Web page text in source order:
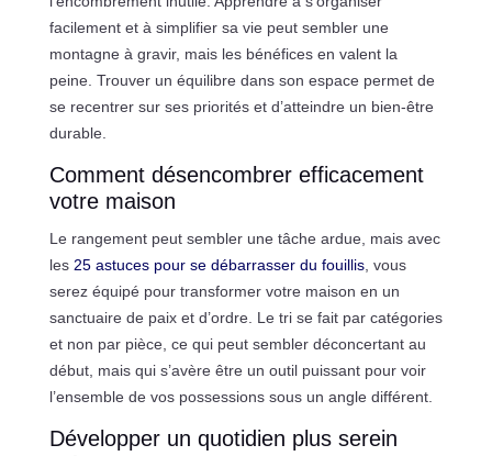
facilement et à simplifier sa vie peut sembler une
montagne à gravir, mais les bénéfices en valent la
peine. Trouver un équilibre dans son espace permet de
se recentrer sur ses priorités et d’atteindre un bien-être
durable.
Comment désencombrer efficacement
votre maison
Le rangement peut sembler une tâche ardue, mais avec
les 25 astuces pour se débarrasser du fouillis, vous
serez équipé pour transformer votre maison en un
sanctuaire de paix et d’ordre. Le tri se fait par catégories
et non par pièce, ce qui peut sembler déconcertant au
début, mais qui s’avère être un outil puissant pour voir
l’ensemble de vos possessions sous un angle différent.
Développer un quotidien plus serein